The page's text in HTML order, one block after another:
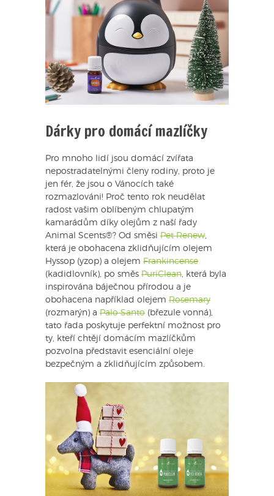
Dárky pro domácí mazlíčky
Pro mnoho lidí jsou domácí zvířata
nepostradatelnými členy rodiny, proto je
jen fér, že jsou o Vánocích také
rozmazlováni! Proč tento rok neudělat
radost vašim oblíbeným chlupatým
kamarádům díky olejům z naší řady
Animal Scents®? Od směsi Pet Renew,
která je obohacena zklidňujícím olejem
Hyssop (yzop) a olejem Frankincense
(kadidlovník), po směs PuriClean, která byla
inspirována báječnou přírodou a je
obohacena například olejem Rosemary
(rozmarýn) a Palo Santo (březule vonná),
tato řada poskytuje perfektní možnost pro
ty, kteří chtějí domácím mazlíčkům
pozvolna představit esenciální oleje
bezpečným a zklidňujícím způsobem.